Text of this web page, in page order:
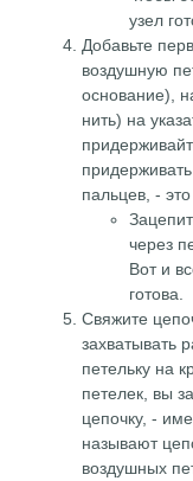
узел
Добавьте
воздушную
основание),
нить) на
пальцев, -
через
Вот и
готова.
Свяжите
захватывать
петельку на
петелек, вы
цепочку, -
называют
воздушных